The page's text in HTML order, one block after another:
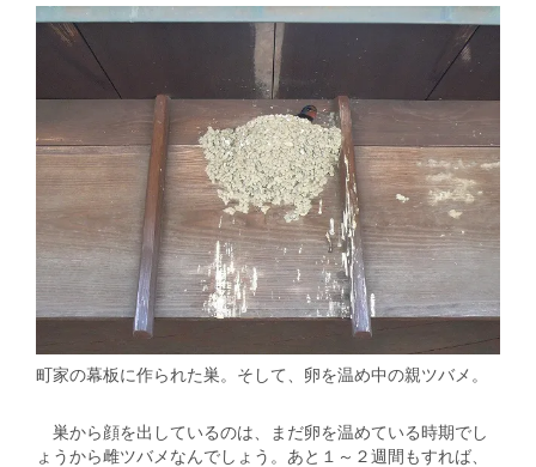
町家の幕板に作られた巣。そして、卵を温め中の親ツバメ。
巣から顔を出しているのは、まだ卵を温めている時期でし
ょうから雌ツバメなんでしょう。あと１～２週間もすれば、